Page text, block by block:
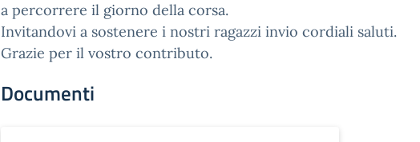
a percorrere il giorno della corsa.
Invitandovi a sostenere i nostri ragazzi invio cordiali saluti.
Grazie per il vostro contributo.
Documenti